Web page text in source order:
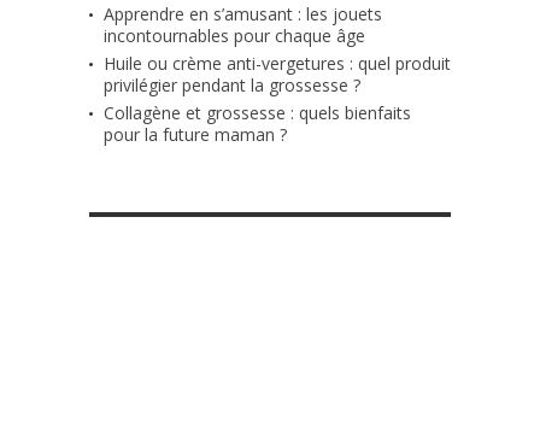
Apprendre en s’amusant : les jouets
incontournables pour chaque âge
Huile ou crème anti-vergetures : quel produit
privilégier pendant la grossesse ?
Collagène et grossesse : quels bienfaits
pour la future maman ?